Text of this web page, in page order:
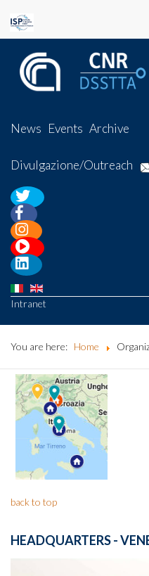
News Events Archive
Divulgazione/Outreach
Intranet
You are here: Home
back to top
HEADQUARTERS -